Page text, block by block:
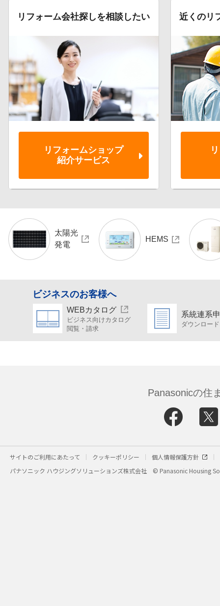
リフォーム会社探しを相談したい
リフォームショップ
紹介サービス
近くのリ
太陽光
発電
HEMS
ビジネスのお客様へ
WEBカタログ
ビジネス向けカタログ
閲覧・請求
系統連系
ダウンロード
Panasonicの住
サイトのご利用にあたって クッキーポリシー
個人情報保護方針
パナソニック ハウジングソリューションズ株式会社
© Panasonic Housing